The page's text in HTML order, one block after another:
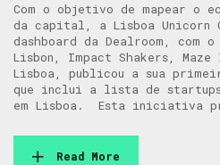
Com o objetivo de mapear o
da capital, a Lisboa Unicorn
dashboard da Dealroom, com
Lisbon, Impact Shakers,
Lisboa, publicou a sua
que inclui a lista de startups
em Lisboa. Esta iniciativa
Read More